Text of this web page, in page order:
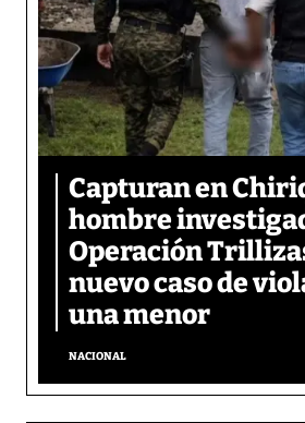
Capturan en
hombre
Operación
nuevo caso de
una menor
NACIONAL